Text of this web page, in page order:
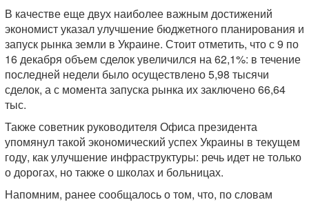
В качестве еще двух наиболее важным достижений
экономист указал улучшение бюджетного планирования и
запуск рынка земли в Украине. Стоит отметить, что с 9 по
16 декабря объем сделок увеличился на 62,1%: в течение
последней недели было осуществлено 5,98 тысячи
сделок, а с момента запуска рынка их заключено 66,64
тыс.
Также советник руководителя Офиса президента
упомянул такой экономический успех Украины в текущем
году, как улучшение инфраструктуры: речь идет не только
о дорогах, но также о школах и больницах.
Напомним, ранее сообщалось о том, что, по словам